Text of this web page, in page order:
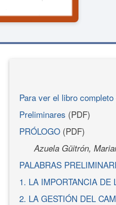
Para ver el libro
Preliminares (PDF)
PRÓLOGO (PDF)
Azuela Güitrón,
PALABRAS
1. LA IMPORTANCIA
2. LA GESTIÓN DEL